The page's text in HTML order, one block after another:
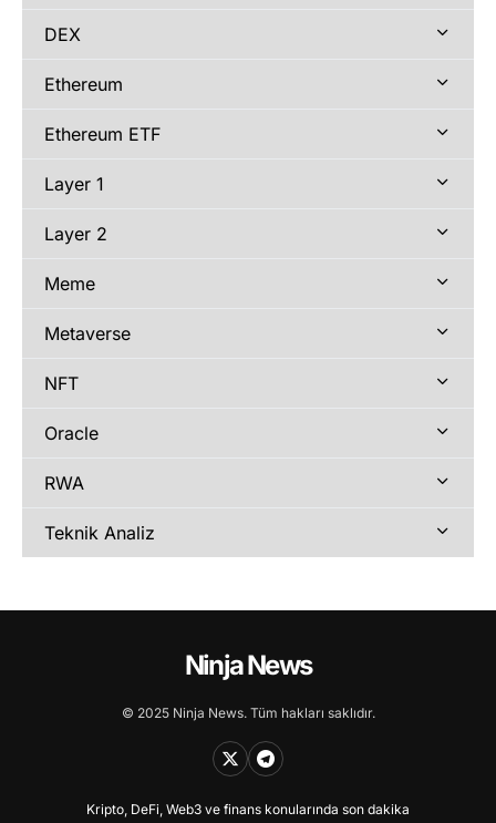
DEX
Ethereum
Ethereum ETF
Layer 1
Layer 2
Meme
Metaverse
NFT
Oracle
RWA
Teknik Analiz
Ninja News
© 2025 Ninja News. Tüm hakları saklıdır.
Kripto, DeFi, Web3 ve finans konularında son dakika